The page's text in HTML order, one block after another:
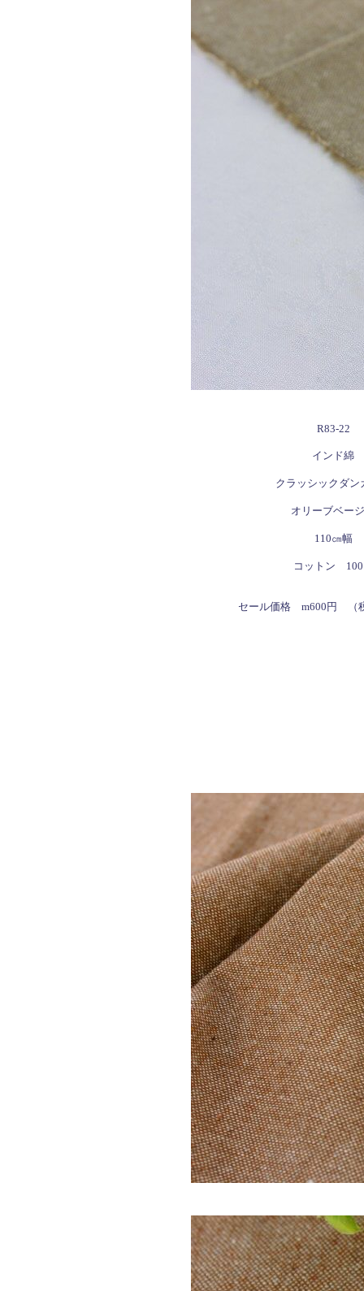
R83-22
インド綿
クラッシックダン
オリーブベー
110㎝幅
コットン 100
セール価格 m600円 （